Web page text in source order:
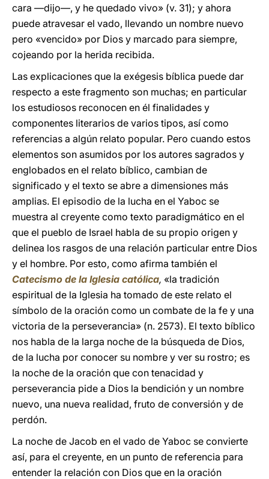
cara —dijo—, y he quedado vivo» (v. 31); y ahora
puede atravesar el vado, llevando un nombre nuevo
pero «vencido» por Dios y marcado para siempre,
cojeando por la herida recibida.
Las explicaciones que la exégesis bíblica puede dar
respecto a este fragmento son muchas; en particular
los estudiosos reconocen en él finalidades y
componentes literarios de varios tipos, así como
referencias a algún relato popular. Pero cuando estos
elementos son asumidos por los autores sagrados y
englobados en el relato bíblico, cambian de
significado y el texto se abre a dimensiones más
amplias. El episodio de la lucha en el Yaboc se
muestra al creyente como texto paradigmático en el
que el pueblo de Israel habla de su propio origen y
delinea los rasgos de una relación particular entre Dios
y el hombre. Por esto, como afirma también el
Catecismo de la Iglesia católica, «la tradición
espiritual de la Iglesia ha tomado de este relato el
símbolo de la oración como un combate de la fe y una
victoria de la perseverancia» (n. 2573). El texto bíblico
nos habla de la larga noche de la búsqueda de Dios,
de la lucha por conocer su nombre y ver su rostro; es
la noche de la oración que con tenacidad y
perseverancia pide a Dios la bendición y un nombre
nuevo, una nueva realidad, fruto de conversión y de
perdón.
La noche de Jacob en el vado de Yaboc se convierte
así, para el creyente, en un punto de referencia para
entender la relación con Dios que en la oración